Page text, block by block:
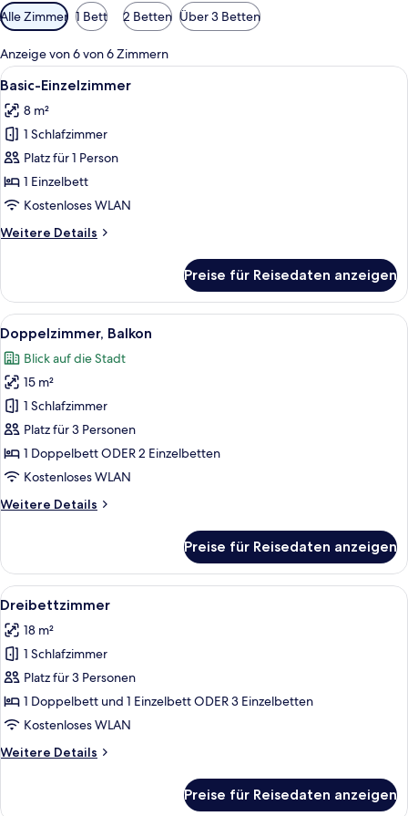
Verfügbare
Filter
für
Zimmer
Alle Zimmer 1 Bett 2 Betten Über 3 Betten
Anzeige von 6 von 6 Zimmern
Alle
Fotos
für
Basic-
Einzelzimmer
anzeigen
Ein ordentlich bezogenes Bett mit
5
Basic-Einzelzimmer
8 m²
1 Schlafzimmer
Platz für 1 Person
1 Einzelbett
Kostenloses WLAN
Weitere Details
Weitere
Einzelzimmer
Preise für Reisedaten anzeigen
Alle
Fotos
für
Doppelzimmer,
Balkon
anzeigen
Ein modernes Schlafzimmer mit
9
Doppelzimmer, Balkon
Blick auf die Stadt
15 m²
1 Schlafzimmer
Platz für 3 Personen
1 Doppelbett ODER 2 Einzelbetten
Kostenloses WLAN
Weitere Details
Weitere
Balkon
Preise für Reisedaten anzeigen
Alle
Fotos
für
Dreibettzimmer
anzeigen
Ein modernes Badezimmer mit zwei
6
Dreibettzimmer
18 m²
1 Schlafzimmer
Platz für 3 Personen
1 Doppelbett und 1 Einzelbett ODER 3 Einzelbetten
Kostenloses WLAN
Weitere Details
Weitere
Preise für Reisedaten anzeigen